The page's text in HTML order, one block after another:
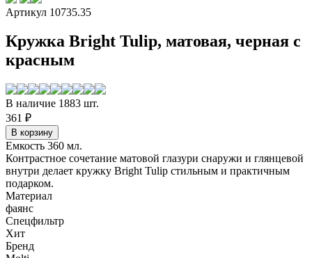
Артикул 10735.35
Кружка Bright Tulip, матовая, черная с
красным
В наличие 1883 шт.
361 ₽
Емкость 360 мл.
Контрастное сочетание матовой глазури снаружи и глянцевой
внутри делает кружку Bright Tulip стильным и практичным
подарком.
Материал
фаянс
Спецфильтр
Хит
Бренд